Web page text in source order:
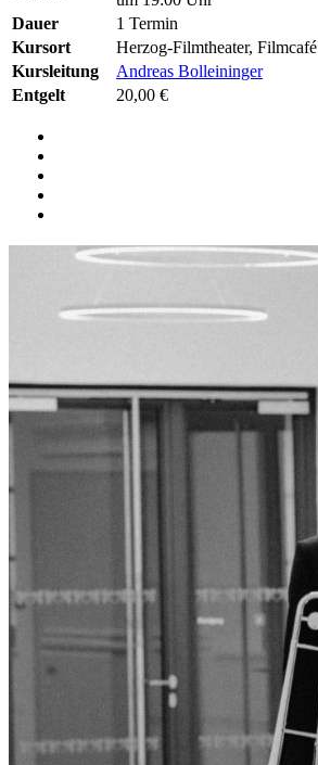
Dauer
1 Termin
Kursort
Herzog-Filmtheater, Filmcafé
Kursleitung
Andreas Bolleininger
Entgelt
20,00 €